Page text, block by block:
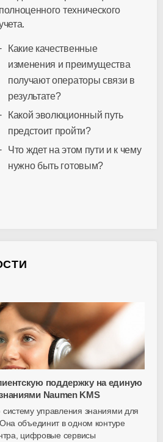
полноценного технического
Какие качественные
изменения и преимущества
получают операторы связи в
результате?
Какой эволюционный путь
предстоит пройти?
Что ждет на этом пути и к чему
нужно быть готовым?
поддержку на единую
Naumen KMS
управления знаниями для
объединит в одном контуре
, цифровые сервисы